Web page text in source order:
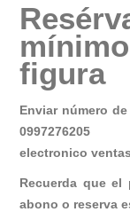
figura
Enviar número
electronico
Recuerda que el
abono o reserva